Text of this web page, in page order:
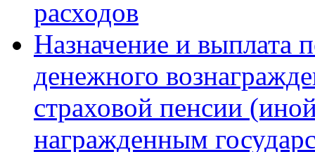
расходов
Назначение и выплата
денежного
страховой пенсии
награжденным